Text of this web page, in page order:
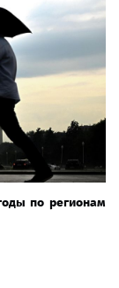
по регионам